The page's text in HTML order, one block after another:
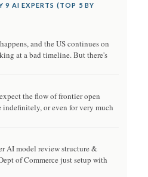
9 AI EXPERTS (TOP 5 BY
and the US continues on
at a bad timeline. But there's
the flow of frontier open
or even for very much
AI model review structure &
of Commerce just setup with